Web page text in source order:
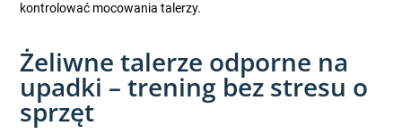
kontrolować mocowania talerzy.
Żeliwne talerze odporne na
upadki – trening bez stresu o
sprzęt